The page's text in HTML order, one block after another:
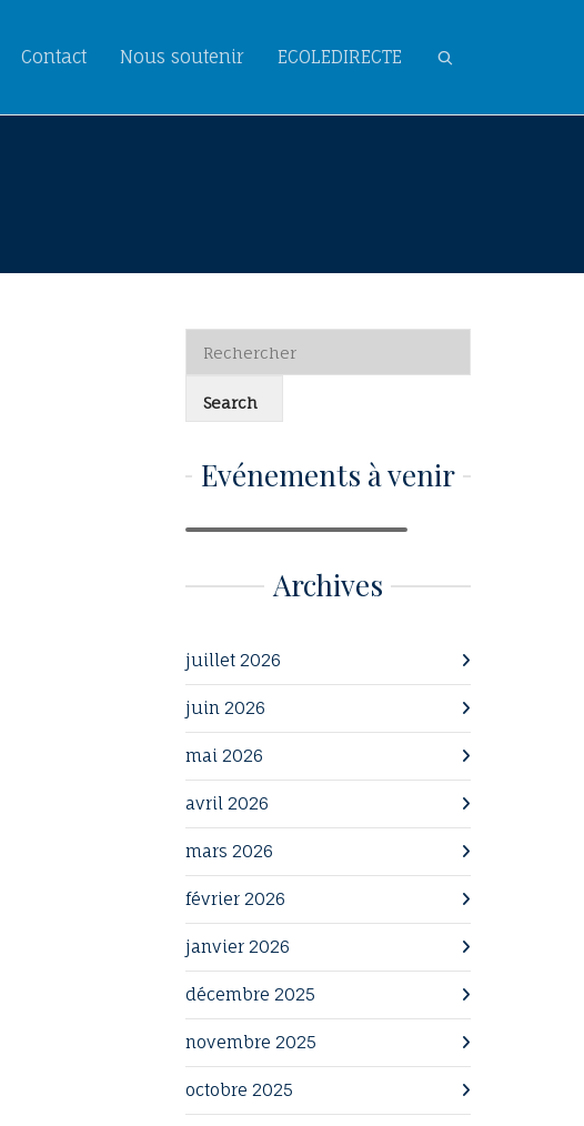
Contact Nous soutenir ECOLEDIRECTE
Evénements à venir
Archives
juillet 2026
juin 2026
mai 2026
avril 2026
mars 2026
février 2026
janvier 2026
décembre 2025
novembre 2025
octobre 2025